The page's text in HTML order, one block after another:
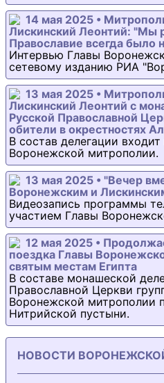
14 мая 2025 •
Лискинский Леонтий: "Мы
Православие всегда было
Интервью Главы
сетевому изданию РИА
13 мая 2025 •
Лискинский Леонтий с
Русской Православной
обители в окрестностях
В состав делегации
Воронежской митрополии.
13 мая 2025 • "Вечер
Воронежским и
Видеозапись программы
участием Главы
12 мая 2025 •
поездка Главы
святым местам Египта
В составе монашеской
Православной Церкви
Воронежской митрополии
Нитрийской пустыни.
НОВОСТИ